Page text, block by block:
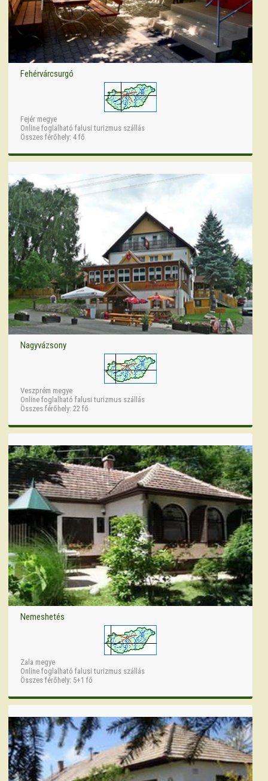
Fehérvárcsurgó
Fejér megye
Online foglalható falusi turizmus szállás
Összes férőhely: 4 fő
Nagyvázsony
Veszprém megye
Online foglalható falusi turizmus szállás
Összes férőhely: 22 fő
Nemeshetés
Zala megye
Online foglalható falusi turizmus szállás
Összes férőhely: 5+1 fő